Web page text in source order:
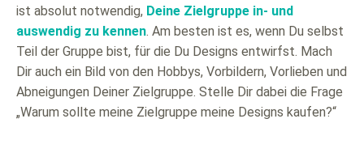
ist absolut notwendig, Deine Zielgruppe in- und
auswendig zu kennen. Am besten ist es, wenn Du selbst
Teil der Gruppe bist, für die Du Designs entwirfst. Mach
Dir auch ein Bild von den Hobbys, Vorbildern, Vorlieben und
Abneigungen Deiner Zielgruppe. Stelle Dir dabei die Frage
„Warum sollte meine Zielgruppe meine Designs kaufen?“